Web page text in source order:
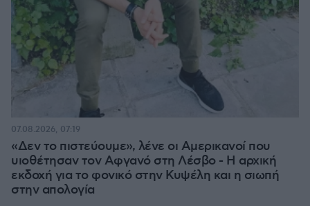
«Δεν το πιστεύουμε», λένε οι Αμερικανοί που
υιοθέτησαν τον Αφγανό στη Λέσβο - Η αρχική
εκδοχή για το φονικό στην Κυψέλη και η σιωπή
στην απολογία
07.08.2026, 07:19